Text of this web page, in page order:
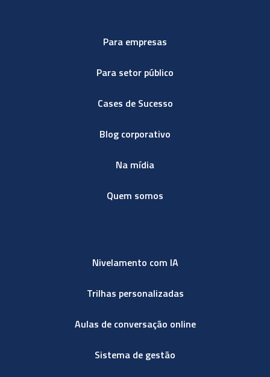
Para empresas
Para setor público
Cases de Sucesso
Blog corporativo
Na mídia
Quem somos
Nivelamento com IA
Trilhas personalizadas
Aulas de conversação online
Sistema de gestão